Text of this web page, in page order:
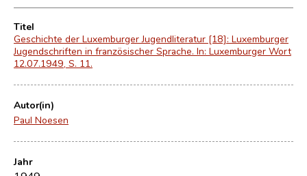
Titel
Geschichte der Luxemburger Jugendliteratur [18]: Luxemburger
Jugendschriften in französischer Sprache. In: Luxemburger Wort
12.07.1949, S. 11.
Autor(in)
Paul Noesen
Jahr